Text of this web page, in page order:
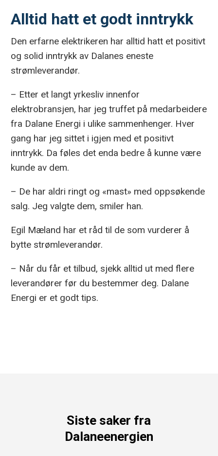
Alltid hatt et godt inntrykk
Den erfarne elektrikeren har alltid hatt et positivt
og solid inntrykk av Dalanes eneste
strømleverandør.
– Etter et langt yrkesliv innenfor
elektrobransjen, har jeg truffet på medarbeidere
fra Dalane Energi i ulike sammenhenger. Hver
gang har jeg sittet i igjen med et positivt
inntrykk. Da føles det enda bedre å kunne være
kunde av dem.
– De har aldri ringt og «mast» med oppsøkende
salg. Jeg valgte dem, smiler han.
Egil Mæland har et råd til de som vurderer å
bytte strømleverandør.
– Når du får et tilbud, sjekk alltid ut med flere
leverandører før du bestemmer deg. Dalane
Energi er et godt tips.
Siste saker fra
Dalaneenergien